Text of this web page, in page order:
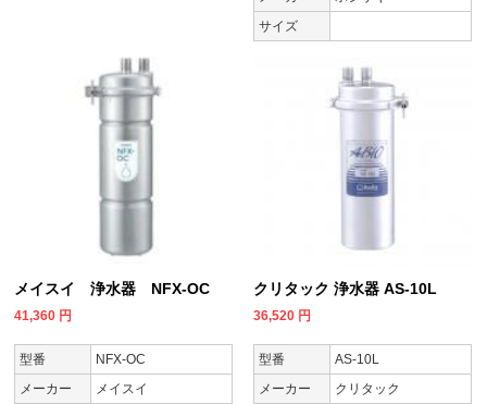
サイズ
メイスイ 浄水器 NFX-OC
41,360 円
型番
NFX-OC
メーカー
メイスイ
クリタック 浄水器 AS-10L
36,520 円
型番
AS-10L
メーカー
クリタック